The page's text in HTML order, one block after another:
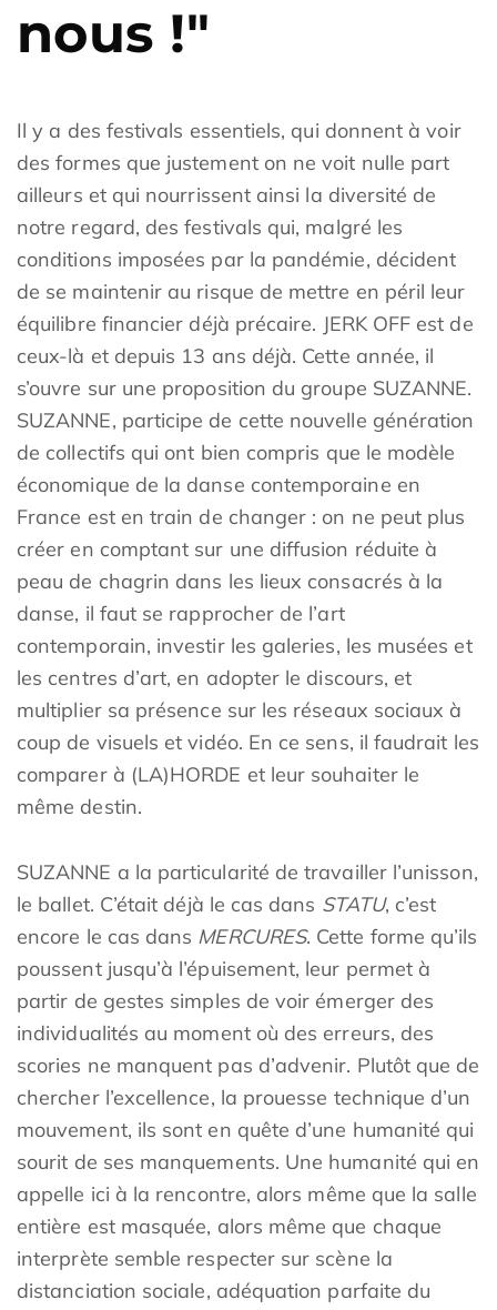
nous !"
Il y a des festivals essentiels, qui donnent à voir
des formes que justement on ne voit nulle part
ailleurs et qui nourrissent ainsi la diversité de
notre regard, des festivals qui, malgré les
conditions imposées par la pandémie, décident
de se maintenir au risque de mettre en péril leur
équilibre financier déjà précaire. JERK OFF est de
ceux-là et depuis 13 ans déjà. Cette année, il
s’ouvre sur une proposition du groupe SUZANNE.
SUZANNE, participe de cette nouvelle génération
de collectifs qui ont bien compris que le modèle
économique de la danse contemporaine en
France est en train de changer : on ne peut plus
créer en comptant sur une diffusion réduite à
peau de chagrin dans les lieux consacrés à la
danse, il faut se rapprocher de l’art
contemporain, investir les galeries, les musées et
les centres d’art, en adopter le discours, et
multiplier sa présence sur les réseaux sociaux à
coup de visuels et vidéo. En ce sens, il faudrait les
comparer à (LA)HORDE et leur souhaiter le
même destin.
SUZANNE a la particularité de travailler l’unisson,
le ballet. C’était déjà le cas dans STATU, c’est
encore le cas dans MERCURES. Cette forme qu’ils
poussent jusqu’à l’épuisement, leur permet à
partir de gestes simples de voir émerger des
individualités au moment où des erreurs, des
scories ne manquent pas d’advenir. Plutôt que de
chercher l’excellence, la prouesse technique d’un
mouvement, ils sont en quête d’une humanité qui
sourit de ses manquements. Une humanité qui en
appelle ici à la rencontre, alors même que la salle
entière est masquée, alors même que chaque
interprète semble respecter sur scène la
distanciation sociale, adéquation parfaite du